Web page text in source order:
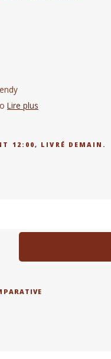
Lire plus
12:00, LIVRÉ DEMAIN.